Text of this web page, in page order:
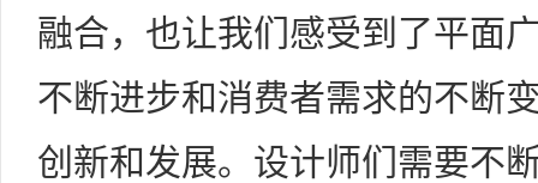
融合，也让我们感受到了平面
不断进步和消费者需求的不断
创新和发展。设计师们需要不